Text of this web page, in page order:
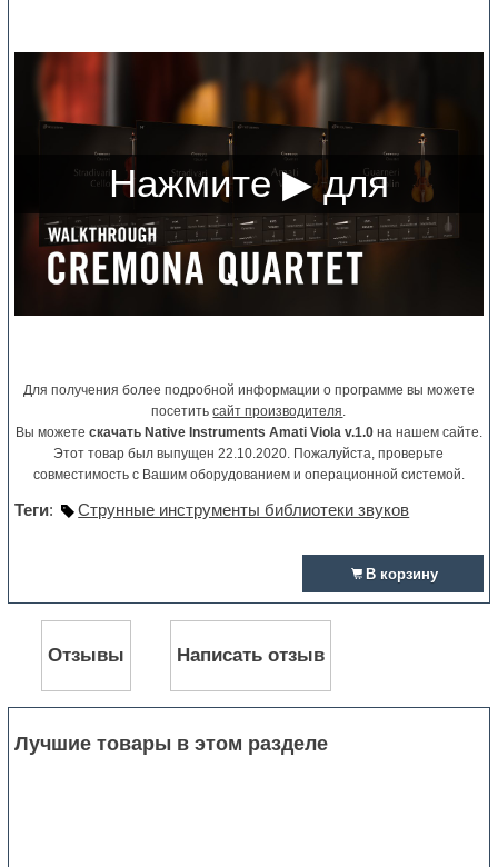
Для получения более подробной информации о программе вы можете
посетитьсайт производителя.
Вы можете скачать Native Instruments Amati Viola v.1.0на нашем сайте.
Этот товар был выпущен 22.10.2020. Пожалуйста, проверьте
совместимость с Вашим оборудованием и операционной системой.
Теги: Струнные инструменты библиотеки звуков
В корзину
Отзывы Написать отзыв
Лучшие товары в этом разделе